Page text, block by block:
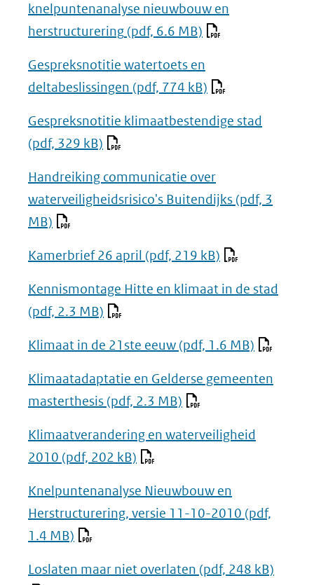
knelpuntenanalyse nieuwbouw en
herstructurering (pdf, 6.6 MB)
Gespreksnotitie watertoets en
deltabeslissingen (pdf, 774 kB)
Gespreksnotitie klimaatbestendige stad
(pdf, 329 kB)
Handreiking communicatie over
waterveiligheidsrisico's Buitendijks (pdf, 3
MB)
Kamerbrief 26 april (pdf, 219 kB)
Kennismontage Hitte en klimaat in de stad
(pdf, 2.3 MB)
Klimaat in de 21ste eeuw (pdf, 1.6 MB)
Klimaatadaptatie en Gelderse gemeenten
masterthesis (pdf, 2.3 MB)
Klimaatverandering en waterveiligheid
2010 (pdf, 202 kB)
Knelpuntenanalyse Nieuwbouw en
Herstructurering, versie 11-10-2010 (pdf,
1.4 MB)
Loslaten maar niet overlaten (pdf, 248 kB)